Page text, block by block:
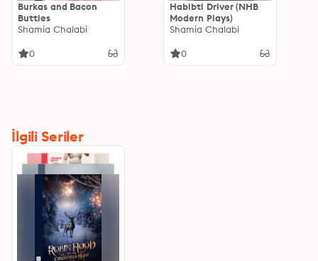
Burkas and Bacon
Butties
Shamia Chalabi
0
Habibti Driver (NHB
Modern Plays)
Shamia Chalabi
0
İlgili Seriler